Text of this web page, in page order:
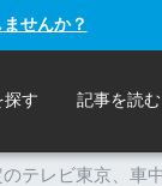
せんか？
探す 記事を読む
テレビ東京、車